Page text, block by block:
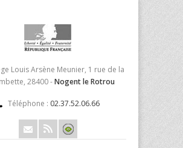
Louis Arsène Meunier, 1 rue de la
28400 -Nogent le Rotrou
Téléphone : 02.37.52.06.66